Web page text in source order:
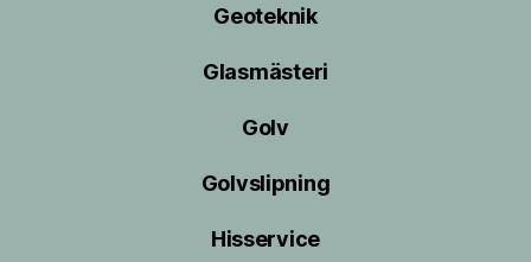
Geoteknik
Glasmästeri
Golv
Golvslipning
Hisservice